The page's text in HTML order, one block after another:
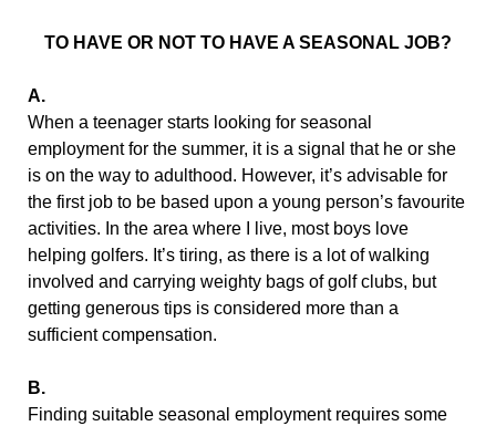
TO HAVE OR NOT TO HAVE A SEASONAL JOB?
А.
When a teenager starts looking for seasonal
employment for the summer, it is a signal that he or she
is on the way to adulthood. However, it’s advisable for
the first job to be based upon a young person’s favourite
activities. In the area where I live, most boys love
helping golfers. It’s tiring, as there is a lot of walking
involved and carrying weighty bags of golf clubs, but
getting generous tips is considered more than a
sufficient compensation.
В.
Finding suitable seasonal employment requires some